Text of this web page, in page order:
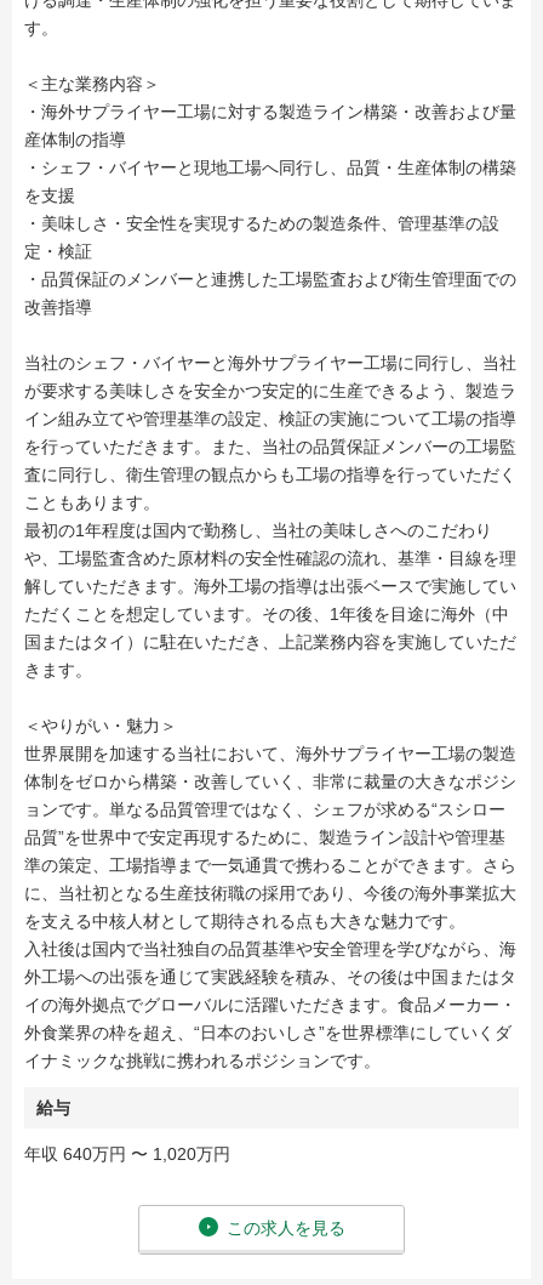
す。
＜主な業務内容＞
・海外サプライヤー工場に対する製造ライン構築・改善および量
産体制の指導
・シェフ・バイヤーと現地工場へ同行し、品質・生産体制の構築
を支援
・美味しさ・安全性を実現するための製造条件、管理基準の設
定・検証
・品質保証のメンバーと連携した工場監査および衛生管理面での
改善指導
当社のシェフ・バイヤーと海外サプライヤー工場に同行し、当社
が要求する美味しさを安全かつ安定的に生産できるよう、製造ラ
イン組み立てや管理基準の設定、検証の実施について工場の指導
を行っていただきます。また、当社の品質保証メンバーの工場監
査に同行し、衛生管理の観点からも工場の指導を行っていただく
こともあります。
最初の1年程度は国内で勤務し、当社の美味しさへのこだわり
や、工場監査含めた原材料の安全性確認の流れ、基準・目線を理
解していただきます。海外工場の指導は出張ベースで実施してい
ただくことを想定しています。その後、1年後を目途に海外（中
国またはタイ）に駐在いただき、上記業務内容を実施していただ
きます。
＜やりがい・魅力＞
世界展開を加速する当社において、海外サプライヤー工場の製造
体制をゼロから構築・改善していく、非常に裁量の大きなポジシ
ョンです。単なる品質管理ではなく、シェフが求める“スシロー
品質”を世界中で安定再現するために、製造ライン設計や管理基
準の策定、工場指導まで一気通貫で携わることができます。さら
に、当社初となる生産技術職の採用であり、今後の海外事業拡大
を支える中核人材として期待される点も大きな魅力です。
入社後は国内で当社独自の品質基準や安全管理を学びながら、海
外工場への出張を通じて実践経験を積み、その後は中国またはタ
イの海外拠点でグローバルに活躍いただきます。食品メーカー・
外食業界の枠を超え、“日本のおいしさ”を世界標準にしていくダ
イナミックな挑戦に携われるポジションです。
給与
年収 640万円 〜 1,020万円
この求人を見る